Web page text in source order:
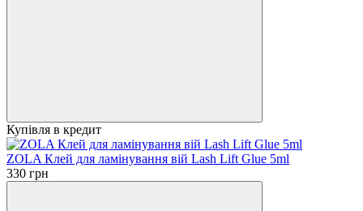
Купівля в кредит
ZOLA Клей для ламінування вій Lash Lift Glue 5ml
330 грн